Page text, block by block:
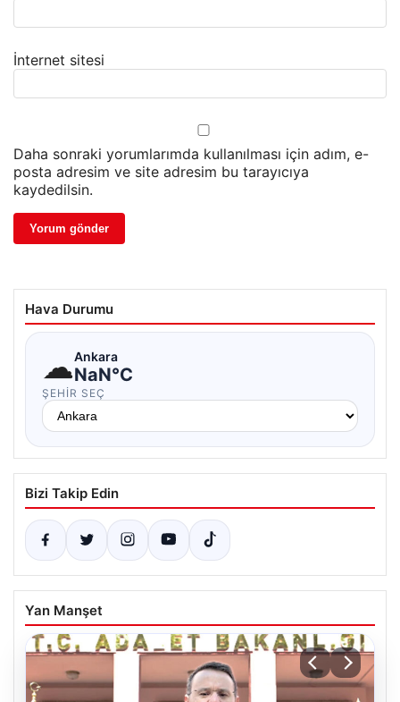
İnternet sitesi
Daha sonraki yorumlarımda kullanılması için adım, e-
posta adresim ve site adresim bu tarayıcıya
kaydedilsin.
Hava Durumu
☁Ankara
NaN°C
ŞEHIR SEÇ
Bizi Takip Edin
Yan Manşet